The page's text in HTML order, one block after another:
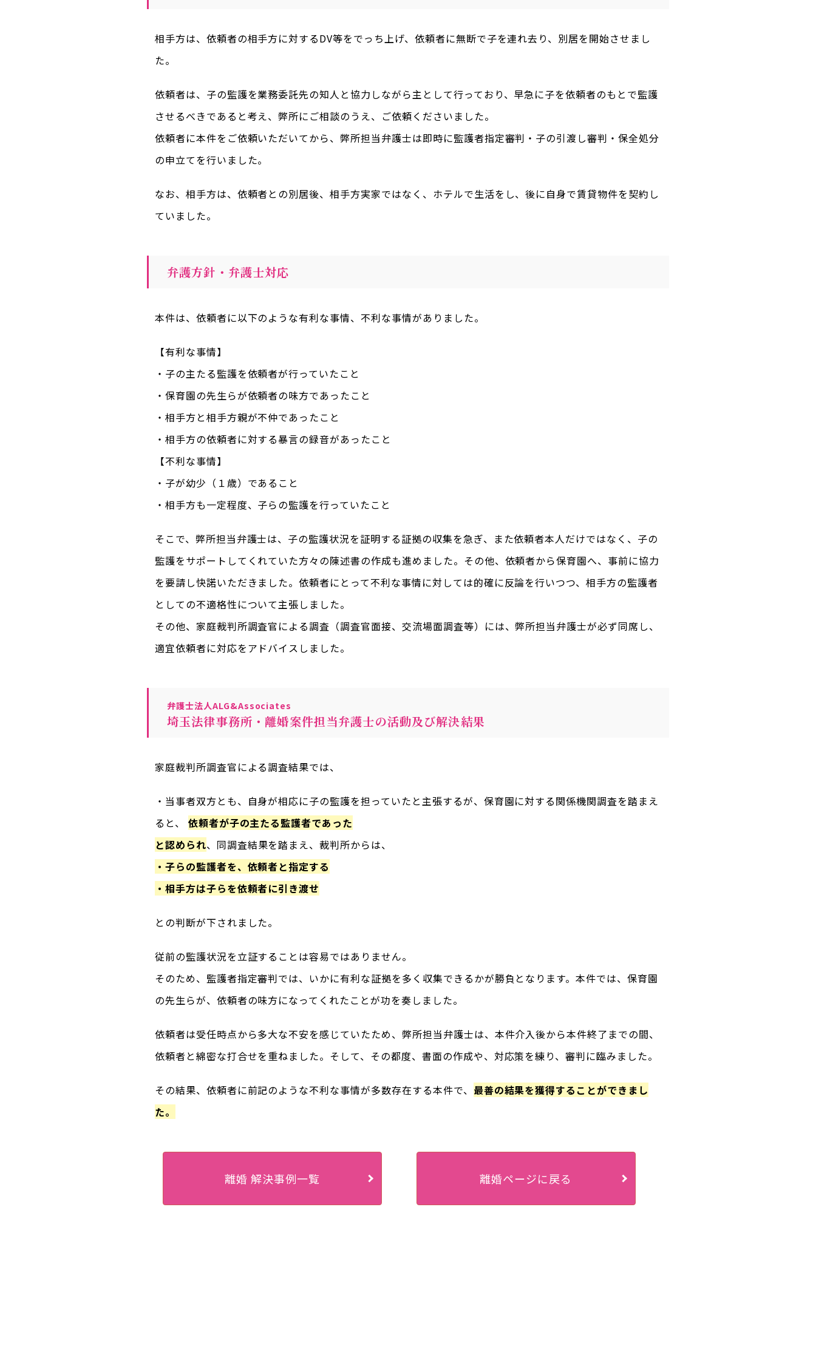
相手方は、依頼者の相手方に対するDV等をでっち上げ、依頼者に無断で子を連れ去り、別居を開始させまし
た。
依頼者は、子の監護を業務委託先の知人と協力しながら主として行っており、早急に子を依頼者のもとで監護
させるべきであると考え、弊所にご相談のうえ、ご依頼くださいました。
依頼者に本件をご依頼いただいてから、弊所担当弁護士は即時に監護者指定審判・子の引渡し審判・保全処分
の申立てを行いました。
なお、相手方は、依頼者との別居後、相手方実家ではなく、ホテルで生活をし、後に自身で賃貸物件を契約し
ていました。
弁護方針・弁護士対応
本件は、依頼者に以下のような有利な事情、不利な事情がありました。
【有利な事情】
・子の主たる監護を依頼者が行っていたこと
・保育園の先生らが依頼者の味方であったこと
・相手方と相手方親が不仲であったこと
・相手方の依頼者に対する暴言の録音があったこと
【不利な事情】
・子が幼少（１歳）であること
・相手方も一定程度、子らの監護を行っていたこと
そこで、弊所担当弁護士は、子の監護状況を証明する証拠の収集を急ぎ、また依頼者本人だけではなく、子の
監護をサポートしてくれていた方々の陳述書の作成も進めました。その他、依頼者から保育園へ、事前に協力
を要請し快諾いただきました。依頼者にとって不利な事情に対しては的確に反論を行いつつ、相手方の監護者
としての不適格性について主張しました。
その他、家庭裁判所調査官による調査（調査官面接、交流場面調査等）には、弊所担当弁護士が必ず同席し、
適宜依頼者に対応をアドバイスしました。
弁護士法人ALG&Associates
埼玉法律事務所・離婚案件担当弁護士の活動及び解決結果
家庭裁判所調査官による調査結果では、
・当事者双方とも、自身が相応に子の監護を担っていたと主張するが、保育園に対する関係機関調査を踏まえ
ると、 依頼者が子の主たる監護者であった
と認められ、同調査結果を踏まえ、裁判所からは、
・子らの監護者を、依頼者と指定する
・相手方は子らを依頼者に引き渡せ
との判断が下されました。
従前の監護状況を立証することは容易ではありません。
そのため、監護者指定審判では、いかに有利な証拠を多く収集できるかが勝負となります。本件では、保育園
の先生らが、依頼者の味方になってくれたことが功を奏しました。
依頼者は受任時点から多大な不安を感じていたため、弊所担当弁護士は、本件介入後から本件終了までの間、
依頼者と綿密な打合せを重ねました。そして、その都度、書面の作成や、対応策を練り、審判に臨みました。
その結果、依頼者に前記のような不利な事情が多数存在する本件で、 最善の結果を獲得することができまし
た。
離婚 解決事例一覧 離婚ページに戻る